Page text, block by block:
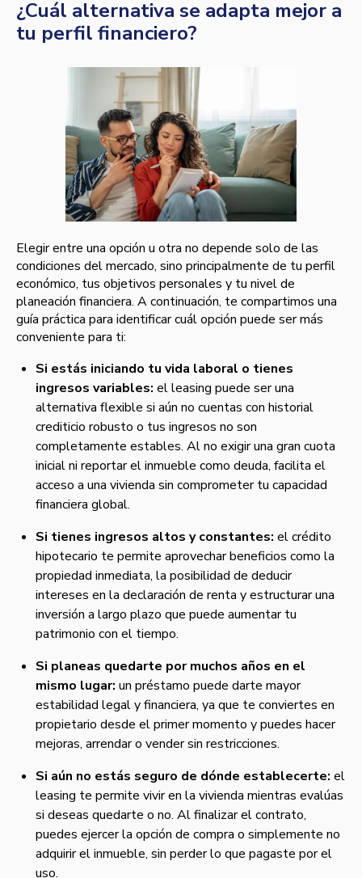
¿Cuál alternativa se adapta mejor a
tu perfil financiero?
Elegir entre una opción u otra no depende solo de las
condiciones del mercado, sino principalmente de tu perfil
económico, tus objetivos personales y tu nivel de
planeación financiera. A continuación, te compartimos una
guía práctica para identificar cuál opción puede ser más
conveniente para ti:
Si estás iniciando tu vida laboral o tienes
ingresos variables: el leasing puede ser una
alternativa flexible si aún no cuentas con historial
crediticio robusto o tus ingresos no son
completamente estables. Al no exigir una gran cuota
inicial ni reportar el inmueble como deuda, facilita el
acceso a una vivienda sin comprometer tu capacidad
financiera global.
Si tienes ingresos altos y constantes: el crédito
hipotecario te permite aprovechar beneficios como la
propiedad inmediata, la posibilidad de deducir
intereses en la declaración de renta y estructurar una
inversión a largo plazo que puede aumentar tu
patrimonio con el tiempo.
Si planeas quedarte por muchos años en el
mismo lugar: un préstamo puede darte mayor
estabilidad legal y financiera, ya que te conviertes en
propietario desde el primer momento y puedes hacer
mejoras, arrendar o vender sin restricciones.
Si aún no estás seguro de dónde establecerte: el
leasing te permite vivir en la vivienda mientras evalúas
si deseas quedarte o no. Al finalizar el contrato,
puedes ejercer la opción de compra o simplemente no
adquirir el inmueble, sin perder lo que pagaste por el
uso.